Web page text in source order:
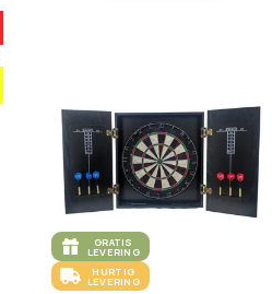
GRATIS
LEVERING
HURTIG
LEVERING